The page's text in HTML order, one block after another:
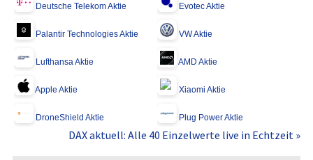
Deutsche Telekom Aktie Evotec Aktie
Palantir Technologies Aktie VW Aktie
Lufthansa Aktie AMD Aktie
Apple Aktie Xiaomi Aktie
DroneShield Aktie Plug Power Aktie
DAX aktuell: Alle 40 Einzelwerte live in Echtzeit »